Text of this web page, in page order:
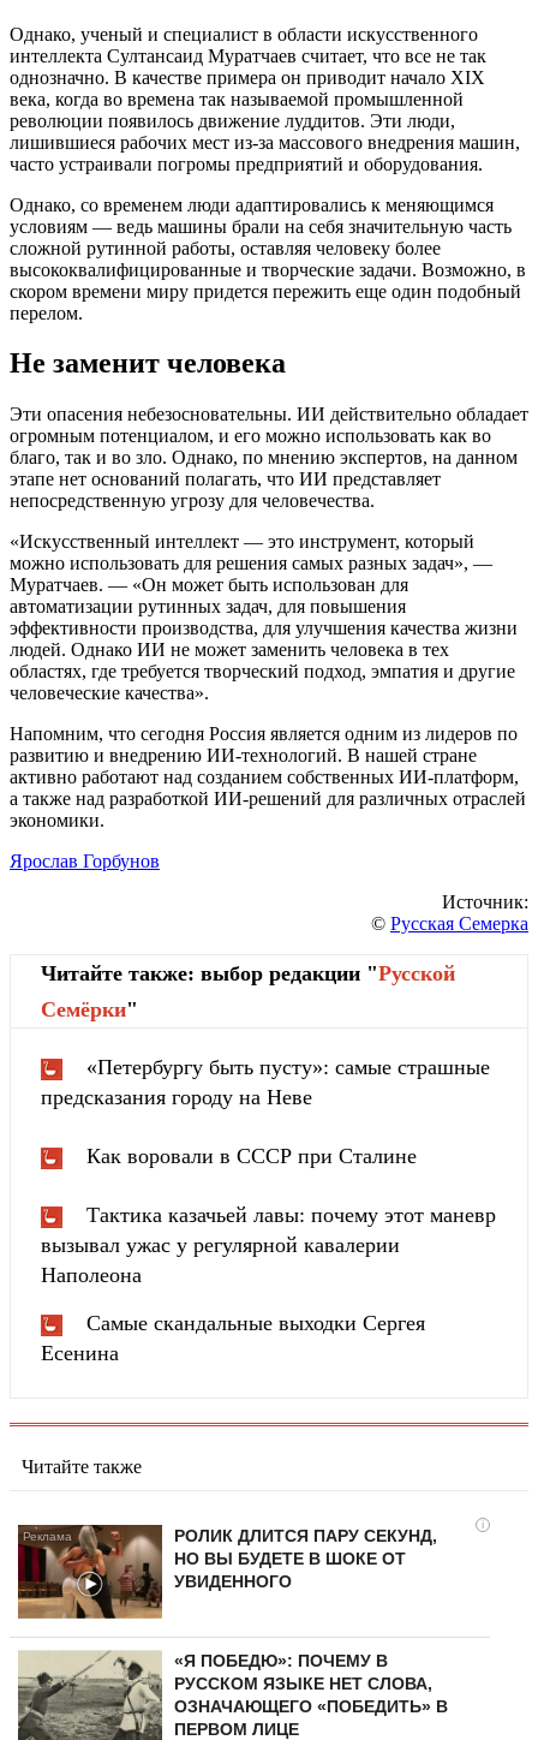
Однако, ученый и специалист в области искусственного
интеллекта Султансаид Муратчаев считает, что все не так
однозначно. В качестве примера он приводит начало XIX
века, когда во времена так называемой промышленной
революции появилось движение луддитов. Эти люди,
лишившиеся рабочих мест из-за массового внедрения машин,
часто устраивали погромы предприятий и оборудования.
Однако, со временем люди адаптировались к меняющимся
условиям — ведь машины брали на себя значительную часть
сложной рутинной работы, оставляя человеку более
высококвалифицированные и творческие задачи. Возможно, в
скором времени миру придется пережить еще один подобный
перелом.
Не заменит человека
Эти опасения небезосновательны. ИИ действительно обладает
огромным потенциалом, и его можно использовать как во
благо, так и во зло. Однако, по мнению экспертов, на данном
этапе нет оснований полагать, что ИИ представляет
непосредственную угрозу для человечества.
«Искусственный интеллект — это инструмент, который
можно использовать для решения самых разных задач», —
Муратчаев. — «Он может быть использован для
автоматизации рутинных задач, для повышения
эффективности производства, для улучшения качества жизни
людей. Однако ИИ не может заменить человека в тех
областях, где требуется творческий подход, эмпатия и другие
человеческие качества».
Напомним, что сегодня Россия является одним из лидеров по
развитию и внедрению ИИ-технологий. В нашей стране
активно работают над созданием собственных ИИ-платформ,
а также над разработкой ИИ-решений для различных отраслей
экономики.
Ярослав Горбунов
Источник:
© Русская Семерка
Читайте также: выбор редакции "Русской
Cемёрки"
«Петербургу быть пусту»: самые страшные
предсказания городу на Неве
Как воровали в СССР при Сталине
Тактика казачьей лавы: почему этот маневр
вызывал ужас у регулярной кавалерии
Наполеона
Самые скандальные выходки Сергея
Есенина
Читайте также
i
РОЛИК ДЛИТСЯ ПАРУ СЕКУНД,
НО ВЫ БУДЕТЕ В ШОКЕ ОТ
УВИДЕННОГО
«Я ПОБЕДЮ»: ПОЧЕМУ В
РУССКОМ ЯЗЫКЕ НЕТ СЛОВА,
ОЗНАЧАЮЩЕГО «ПОБЕДИТЬ» В
ПЕРВОМ ЛИЦЕ